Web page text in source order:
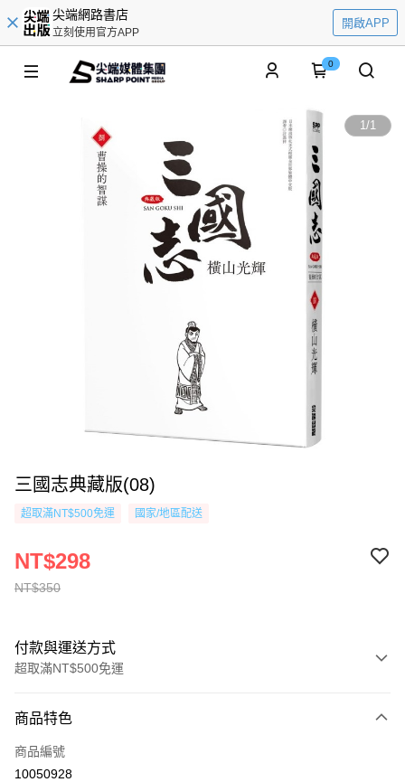
尖端網路書店
立刻使用官方APP
開啟APP
0
1/1
三國志典藏版(08)
超取滿NT$500免運 國家/地區配送
NT$350
NT$298
付款與運送方式
超取滿NT$500免運
信用卡一次付款
超商取貨付款
商品特色
商品編號
10050928